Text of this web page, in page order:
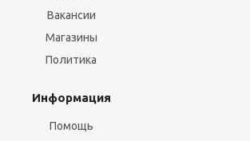
Вакансии
Магазины
Политика
Информация
Помощь